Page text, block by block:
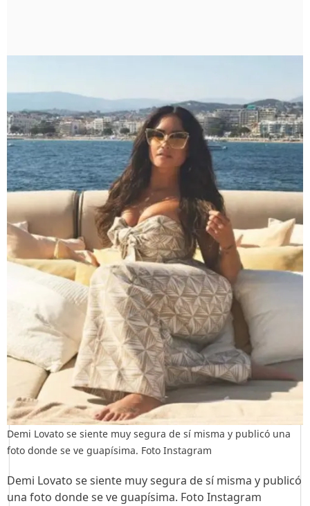
Demi Lovato se siente muy segura de sí misma y publicó una
foto donde se ve guapísima. Foto Instagram
Demi Lovato se siente muy segura de sí misma y publicó
una foto donde se ve guapísima. Foto Instagram